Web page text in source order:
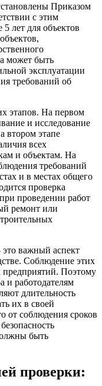
Приказом
с этим
лет для объектов
может быть
эксплуатации
требований об
этапов. На первом
и исследование
втором этапе
всех
и объектам. На
требований
и в местах общего
проверка
проведении работ
ремонт или
важный аспект
Соблюдение этих
предприятий. Поэтому
и работодателям
длительность
их в своей
от соблюдения сроков
быть
проверки: